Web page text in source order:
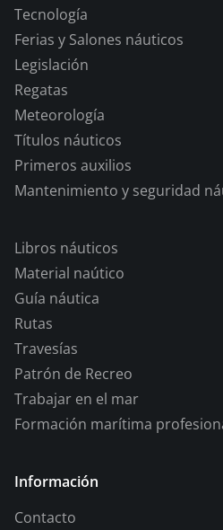
Tecnología
Ferias y Salones náuticos
Legislación
Regatas
Meteorología
Títulos náuticos
Primeros auxilios
Mantenimiento y seguridad
Libros náuticos
Material naútico
Guía náutica
Rutas
Travesías
Patrón de Recreo
Trabajar en el mar
Formación marítima
Información
Contacto